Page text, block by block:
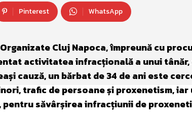
Pinterest WhatsApp
Cluj Napoca, împreună cu
activitatea infracțională a unui tânăr,
cauză, un bărbat de 34 de ani este
trafic de persoane și proxenetism, iar
săvârșirea infracțiunii de